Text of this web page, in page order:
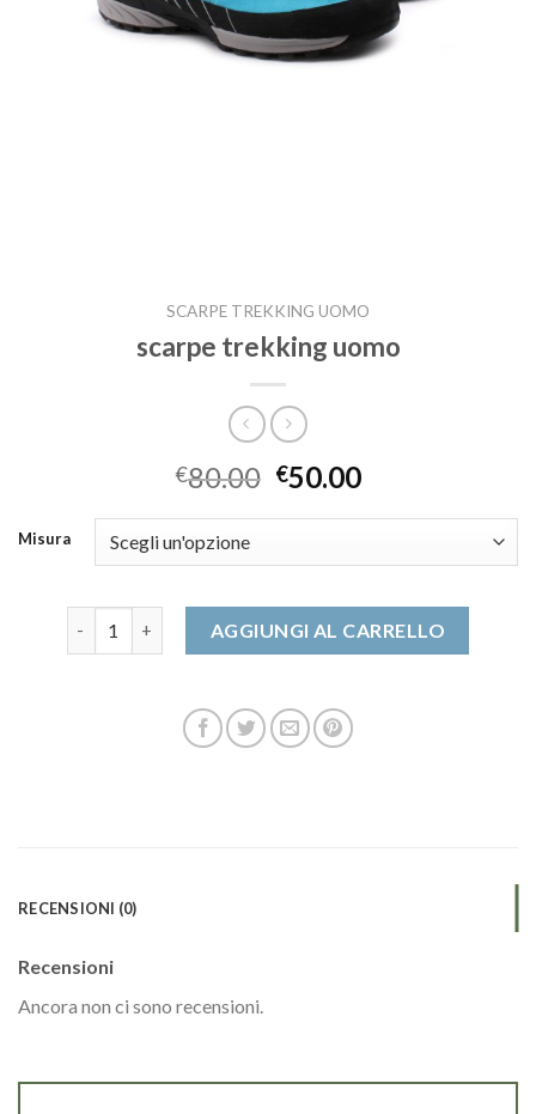
SCARPE TREKKING UOMO
scarpe trekking uomo
€80.00 €50.00
Misura
AGGIUNGI AL CARRELLO
RECENSIONI (0)
Recensioni
Ancora non ci sono recensioni.